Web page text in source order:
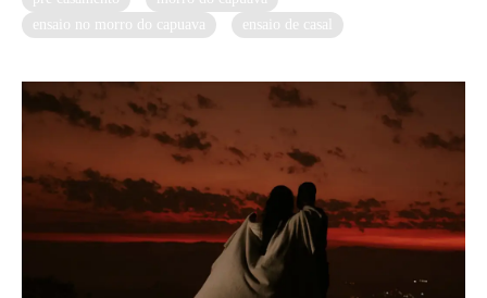
ensaio no morro do capuava
ensaio de casal